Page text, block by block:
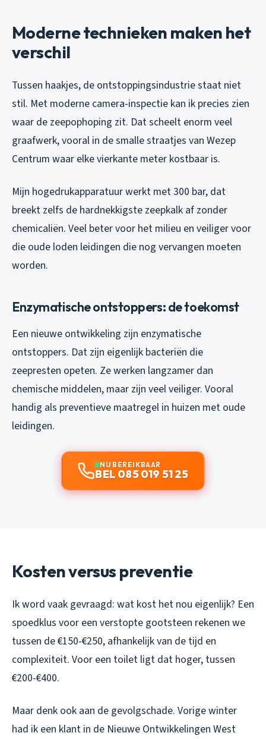
Moderne technieken maken het
verschil
Tussen haakjes, de ontstoppingsindustrie staat niet
stil. Met moderne camera-inspectie kan ik precies zien
waar de zeepophoping zit. Dat scheelt enorm veel
graafwerk, vooral in de smalle straatjes van Wezep
Centrum waar elke vierkante meter kostbaar is.
Mijn hogedrukapparatuur werkt met 300 bar, dat
breekt zelfs de hardnekkigste zeepkalk af zonder
chemicaliën. Veel beter voor het milieu en veiliger voor
die oude loden leidingen die nog vervangen moeten
worden.
Enzymatische ontstoppers: de toekomst
Een nieuwe ontwikkeling zijn enzymatische
ontstoppers. Dat zijn eigenlijk bacteriën die
zeepresten opeten. Ze werken langzamer dan
chemische middelen, maar zijn veel veiliger. Vooral
handig als preventieve maatregel in huizen met oude
leidingen.
NU BEREIKBAAR
BEL 085 019 51 25
Kosten versus preventie
Ik word vaak gevraagd: wat kost het nou eigenlijk? Een
spoedklus voor een verstopte gootsteen rekenen we
tussen de €150-€250, afhankelijk van de tijd en
complexiteit. Voor een toilet ligt dat hoger, tussen
€200-€400.
Maar denk ook aan de gevolgschade. Vorige winter
had ik een klant in de Nieuwe Ontwikkelingen West